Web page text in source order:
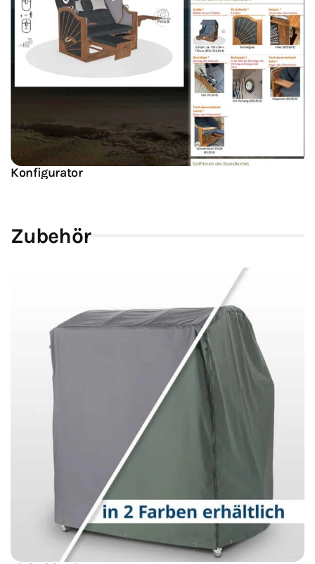
Konfigurator
Zubehör